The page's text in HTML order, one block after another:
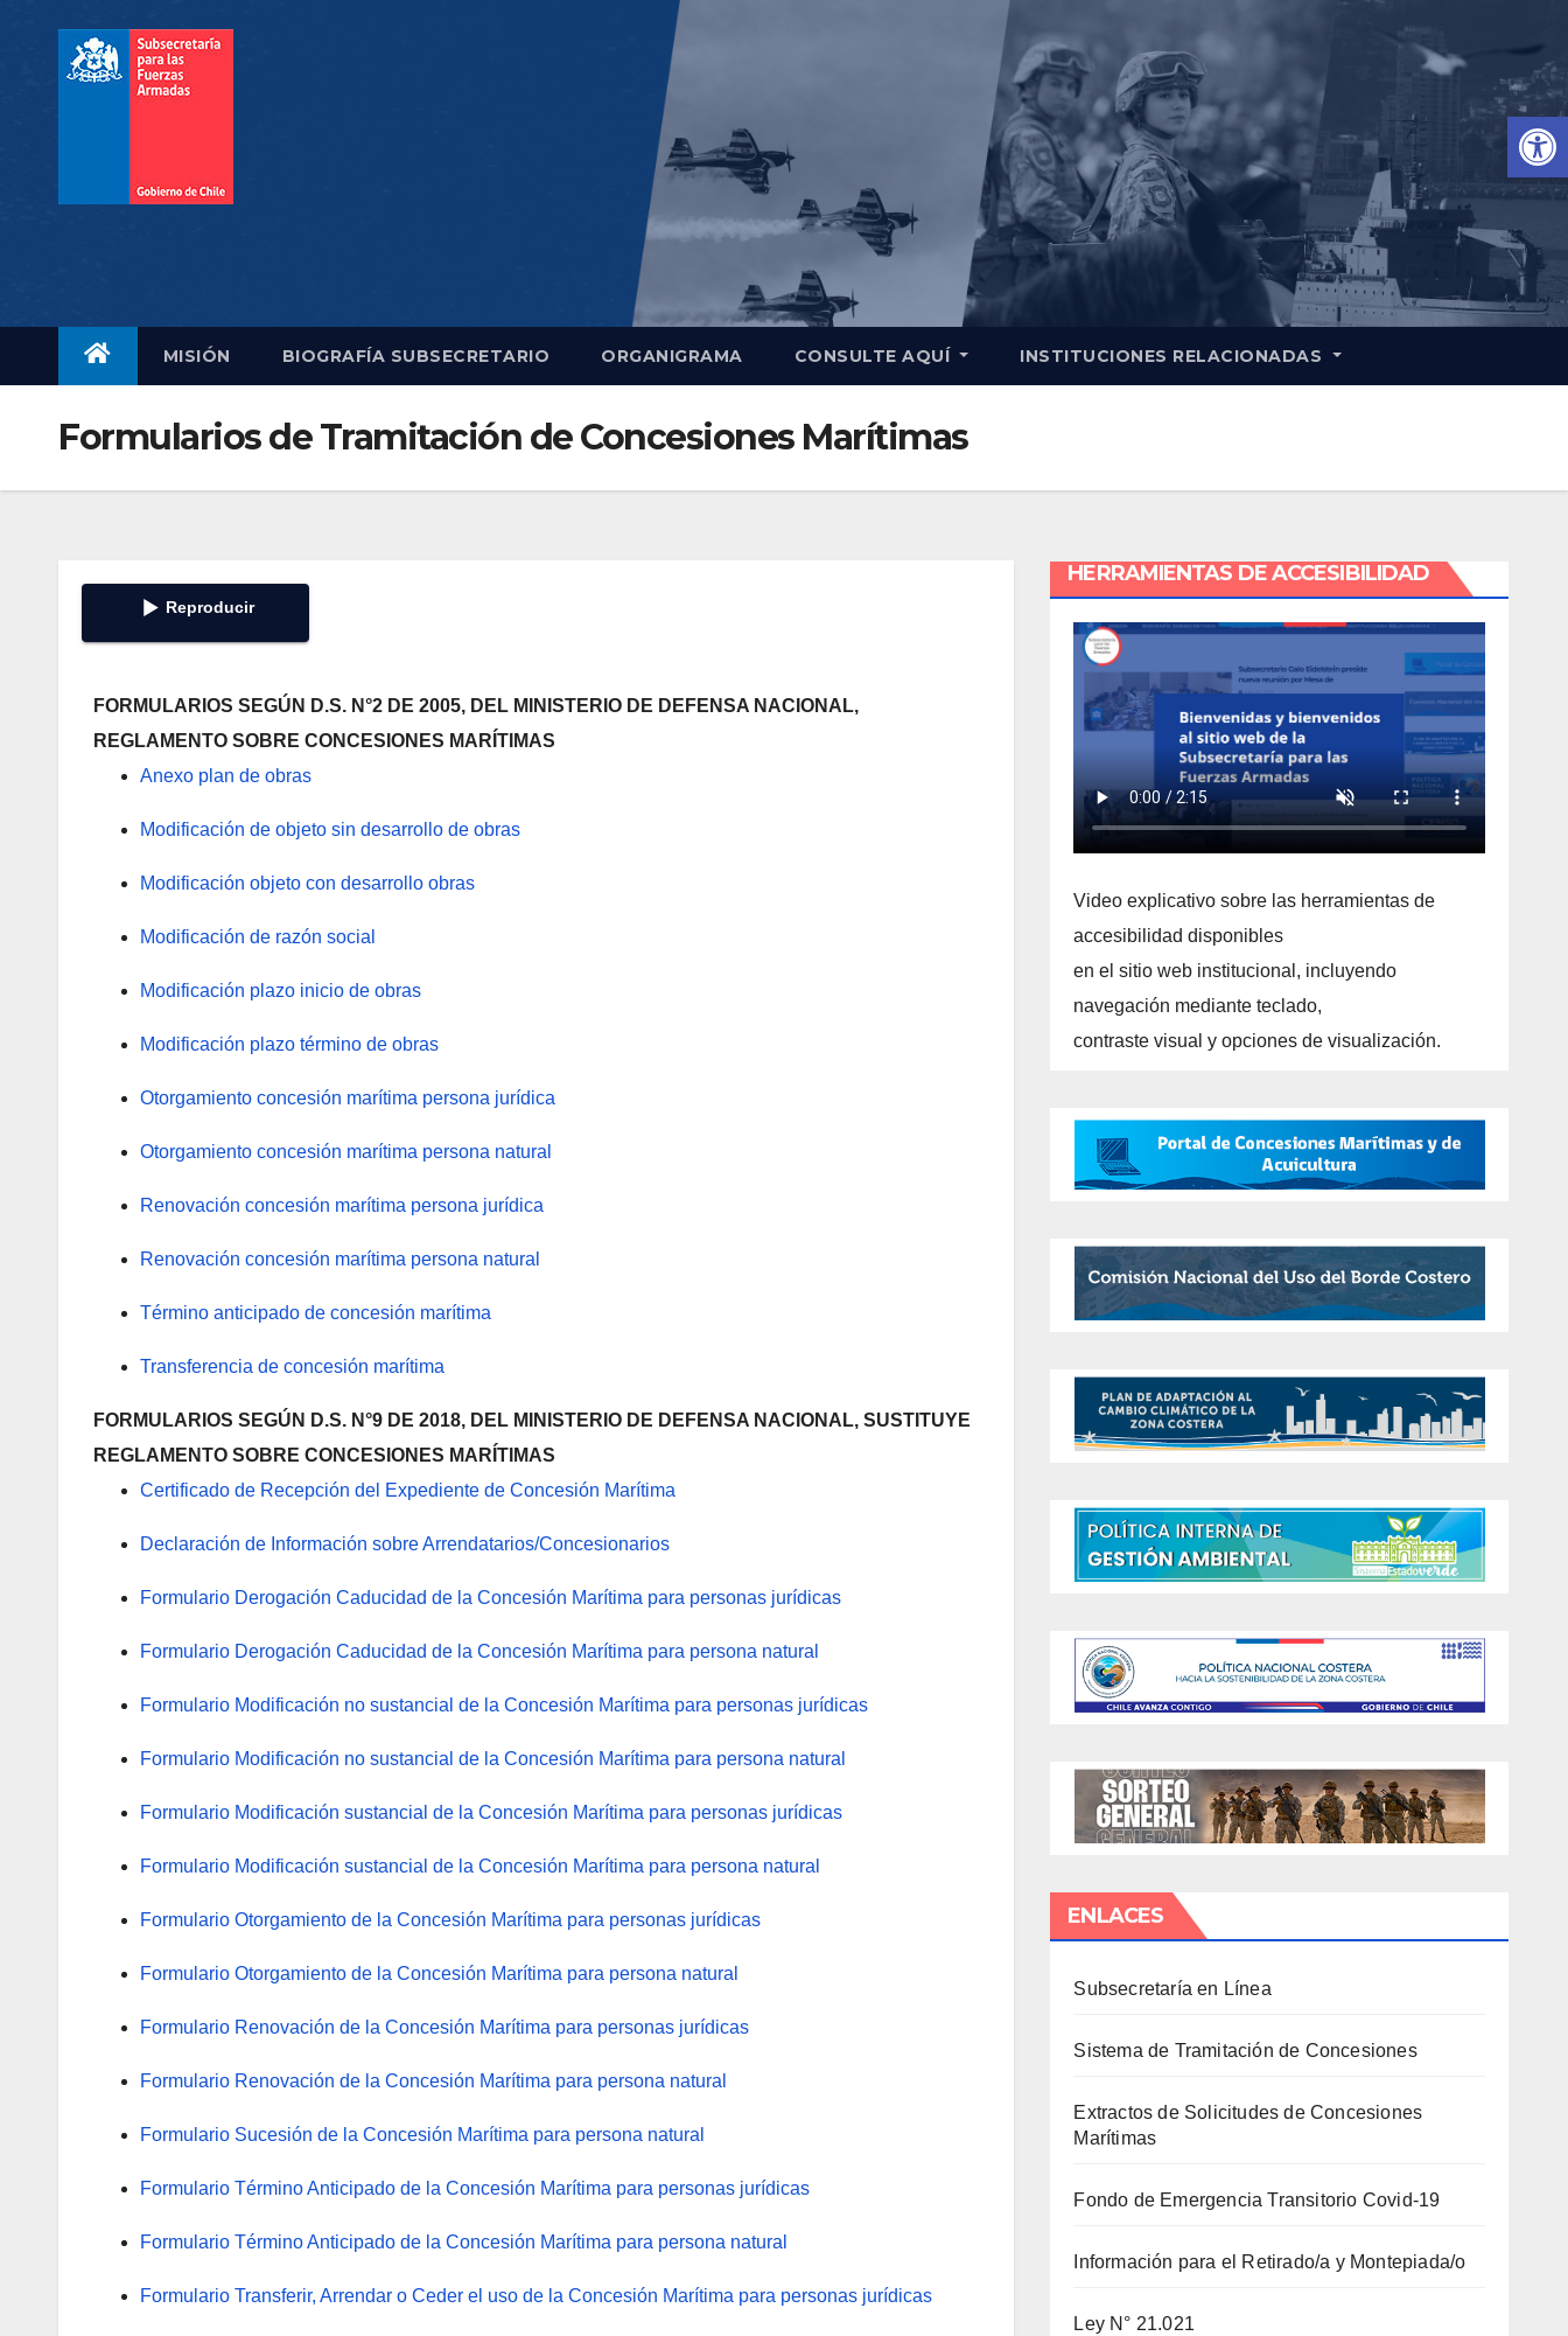
MISIÓN BIOGRAFÍA SUBSECRETARIO ORGANIGRAMA CONSULTE AQUÍ INSTITUCIONES RELACIONADAS
Formularios de Tramitación de Concesiones Marítimas
Reproducir
FORMULARIOS SEGÚN D.S. N°2 DE 2005, DEL MINISTERIO DE DEFENSA NACIONAL,
REGLAMENTO SOBRE CONCESIONES MARÍTIMAS
Anexo plan de obras
Modificación de objeto sin desarrollo de obras
Modificación objeto con desarrollo obras
Modificación de razón social
Modificación plazo inicio de obras
Modificación plazo término de obras
Otorgamiento concesión marítima persona jurídica
Otorgamiento concesión marítima persona natural
Renovación concesión marítima persona jurídica
Renovación concesión marítima persona natural
Término anticipado de concesión marítima
Transferencia de concesión marítima
FORMULARIOS SEGÚN D.S. N°9 DE 2018, DEL MINISTERIO DE DEFENSA NACIONAL, SUSTITUYE
REGLAMENTO SOBRE CONCESIONES MARÍTIMAS
Certificado de Recepción del Expediente de Concesión Marítima
Declaración de Información sobre Arrendatarios/Concesionarios
Formulario Derogación Caducidad de la Concesión Marítima para personas jurídicas
Formulario Derogación Caducidad de la Concesión Marítima para persona natural
Formulario Modificación no sustancial de la Concesión Marítima para personas jurídicas
Formulario Modificación no sustancial de la Concesión Marítima para persona natural
Formulario Modificación sustancial de la Concesión Marítima para personas jurídicas
Formulario Modificación sustancial de la Concesión Marítima para persona natural
Formulario Otorgamiento de la Concesión Marítima para personas jurídicas
Formulario Otorgamiento de la Concesión Marítima para persona natural
Formulario Renovación de la Concesión Marítima para personas jurídicas
Formulario Renovación de la Concesión Marítima para persona natural
Formulario Sucesión de la Concesión Marítima para persona natural
Formulario Término Anticipado de la Concesión Marítima para personas jurídicas
Formulario Término Anticipado de la Concesión Marítima para persona natural
Formulario Transferir, Arrendar o Ceder el uso de la Concesión Marítima para personas jurídicas
HERRAMIENTAS DE ACCESIBILIDAD
Video explicativo sobre las herramientas de
accesibilidad disponibles
en el sitio web institucional, incluyendo
navegación mediante teclado,
contraste visual y opciones de visualización.
ENLACES
Subsecretaría en Línea
Sistema de Tramitación de Concesiones
Extractos de Solicitudes de Concesiones
Marítimas
Fondo de Emergencia Transitorio Covid-19
Información para el Retirado/a y Montepiada/o
Ley N° 21.021